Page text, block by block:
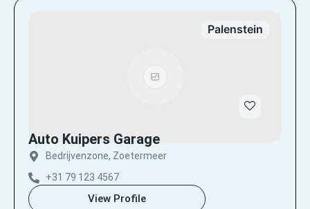
Palenstein
Auto Kuipers Garage
Bedrijvenzone, Zoetermeer
+31 79 123 4567
View Profile